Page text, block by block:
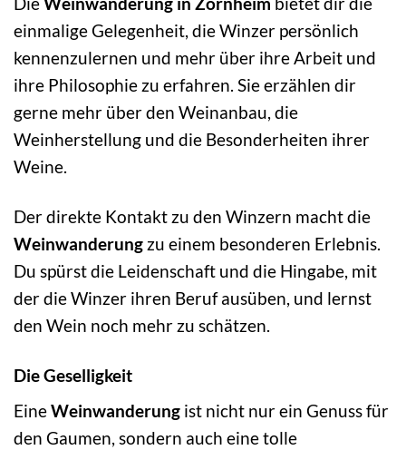
einmalige Gelegenheit, die Winzer persönlich
kennenzulernen und mehr über ihre Arbeit und
ihre Philosophie zu erfahren. Sie erzählen dir
gerne mehr über den Weinanbau, die
Weinherstellung und die Besonderheiten ihrer
Weine.
Der direkte Kontakt zu den Winzern macht die
Weinwanderung zu einem besonderen Erlebnis.
Du spürst die Leidenschaft und die Hingabe, mit
der die Winzer ihren Beruf ausüben, und lernst
den Wein noch mehr zu schätzen.
Die Geselligkeit
EineWeinwanderung ist nicht nur ein Genuss für
den Gaumen, sondern auch eine tolle